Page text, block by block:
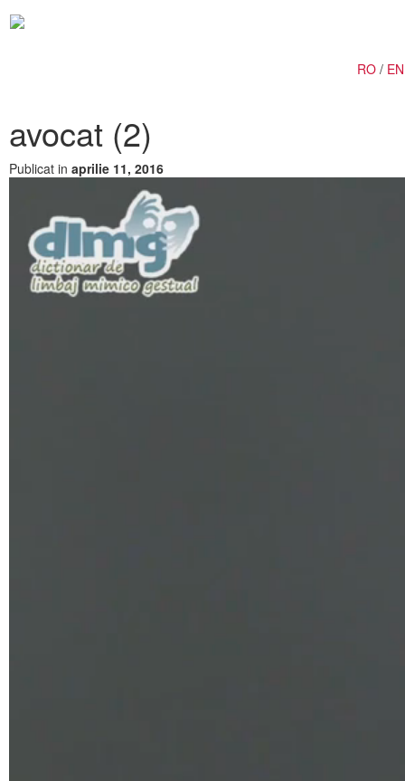
RO / EN
avocat (2)
Publicat in aprilie 11, 2016